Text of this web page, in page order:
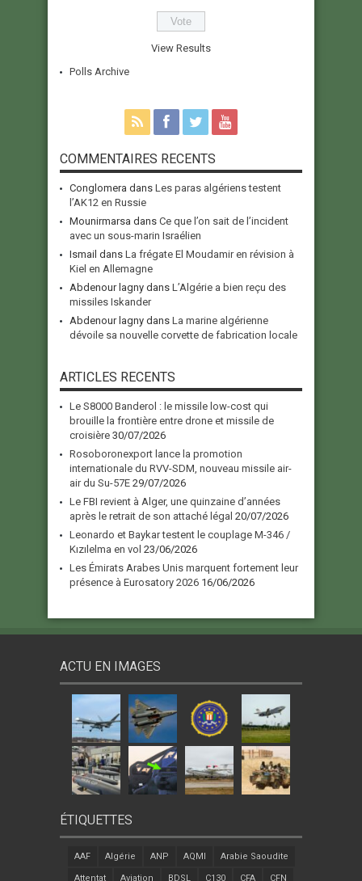
View Results
Polls Archive
COMMENTAIRES RECENTS
Conglomera dans Les paras algériens testent
l’AK12 en Russie
Mounirmarsa dans Ce que l’on sait de l’incident
avec un sous-marin Israélien
Ismail dans La frégate El Moudamir en révision à
Kiel en Allemagne
Abdenour lagny dans L’Algérie a bien reçu des
missiles Iskander
Abdenour lagny dans La marine algérienne
dévoile sa nouvelle corvette de fabrication locale
ARTICLES RECENTS
Le S8000 Banderol : le missile low-cost qui
brouille la frontière entre drone et missile de
croisière 30/07/2026
Rosoboronexport lance la promotion
internationale du RVV-SDM, nouveau missile air-
air du Su-57E 29/07/2026
Le FBI revient à Alger, une quinzaine d’années
après le retrait de son attaché légal 20/07/2026
Leonardo et Baykar testent le couplage M-346 /
Kızılelma en vol 23/06/2026
Les Émirats Arabes Unis marquent fortement leur
présence à Eurosatory 2026 16/06/2026
ACTU EN IMAGES
ÉTIQUETTES
AAF Algérie ANP AQMI Arabie Saoudite
Attentat Aviation BDSL C130 CFA CFN